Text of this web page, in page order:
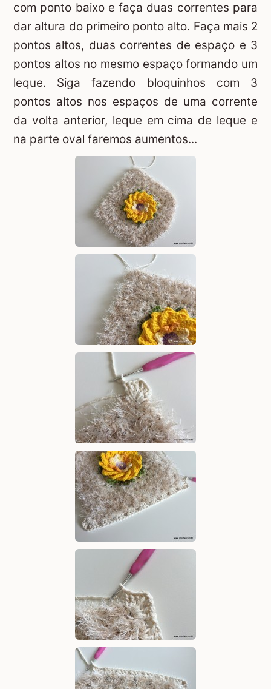
com ponto baixo e faça duas correntes para
dar altura do primeiro ponto alto. Faça mais 2
pontos altos, duas correntes de espaço e 3
pontos altos no mesmo espaço formando um
leque. Siga fazendo bloquinhos com 3
pontos altos nos espaços de uma corrente
da volta anterior, leque em cima de leque e
na parte oval faremos aumentos...